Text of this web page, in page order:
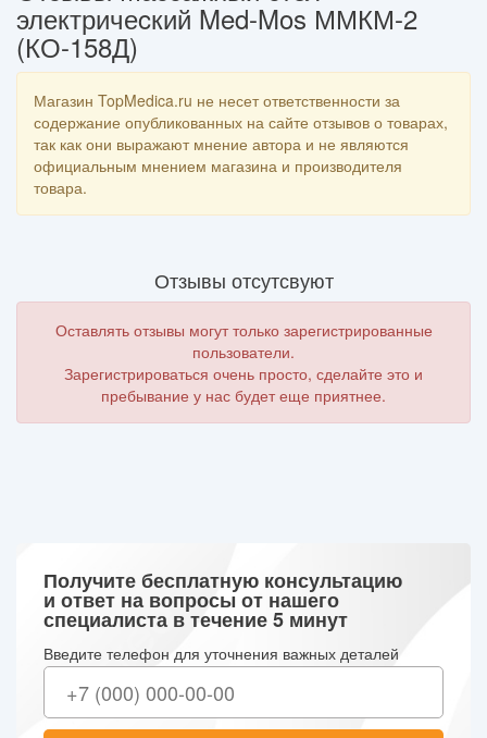
электричеcкий Med-Mos ММКМ-2
(КО-158Д)
Магазин TopMedica.ru не несет ответственности за
содержание опубликованных на сайте отзывов о товарах,
так как они выражают мнение автора и не являются
официальным мнением магазина и производителя
товара.
Отзывы отсутсвуют
Оставлять отзывы могут только зарегистрированные
пользователи.
Зарегистрироваться очень просто, сделайте это и
пребывание у нас будет еще приятнее.
Получите бесплатную консультацию
и ответ на вопросы от нашего
специалиста в течение 5 минут
Введите телефон для уточнения важных деталей